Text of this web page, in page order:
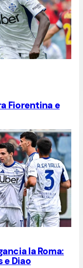
Fiorentina e
la Roma:
e Diao